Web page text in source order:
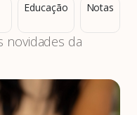
Educação Notas
novidades da